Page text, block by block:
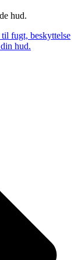
hud.
fugt, beskyttelse
hud.